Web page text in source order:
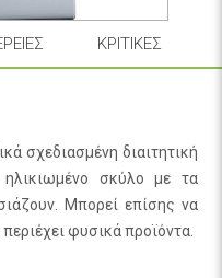
ΚΡΙΤΙΚΈΣ
σχεδιασμένη διαιτητική
σκύλο με τα
Μπορεί επίσης να
φυσικά προϊόντα.